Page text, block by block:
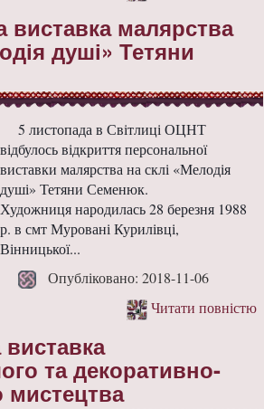
виставка малярства
душі» Тетяни
5 листопада в Світлиці ОЦНТ
відбулось відкриття персональної
виставки малярства на склі «Мелодія
душі» Тетяни Семенюк.
Художниця народилась 28 березня 1988
р. в смт Муровані Курилівці,
Вінницької...
Опубліковано: 2018-11-06
Читати повністю
та декоративно-
мистецтва